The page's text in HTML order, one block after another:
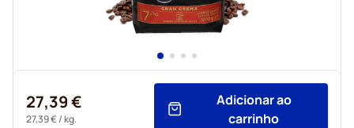
27,39 €
27,39 €/ kg.
Adicionar ao
carrinho